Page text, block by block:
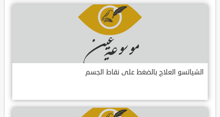
الشياتسو العلاج بالضغط على نقاط الجسم